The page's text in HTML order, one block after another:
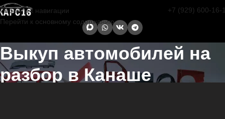
Перейти к навигации
Перейти к основному содержанию
+7 (929) 600-16-
Выкуп автомобилей на
разбор в Канаше